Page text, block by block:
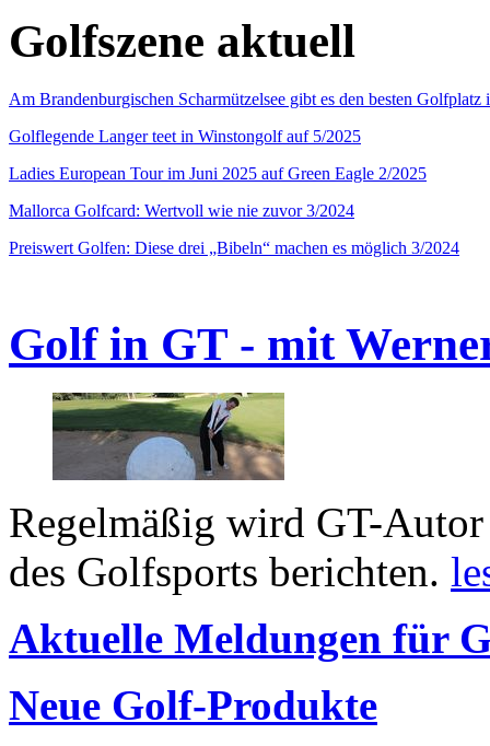
Golfszene aktuell
Am Brandenburgischen Scharmützelsee gibt es den besten
Golflegende Langer teet in Winstongolf auf 5/2025
Ladies European Tour im Juni 2025 auf Green Eagle 2/2025
Mallorca Golfcard: Wertvoll wie nie zuvor 3/2024
Preiswert Golfen: Diese drei „Bibeln“ machen es möglich 3/2024
Golf in GT - mit
Regelmäßig wird GT-
des Golfsports berichten.
Aktuelle Meldungen für
Neue Golf-Produkte